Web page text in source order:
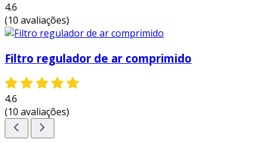
economias significativas de energia.
portanto, a adoção de filtros reguladores de ar
é uma decisão estratégica que não apenas
melhora a eficiência dos processos industriais,
mas também contribui para a sustentabilidade
financeira das operações.
entre em contato e solicite um orçamento
personalizado!
4.6
(10 avaliações)
Filtro regulador de ar comprimido
4.6
(10 avaliações)